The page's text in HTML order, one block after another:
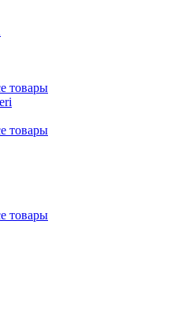
товары
товары
товары